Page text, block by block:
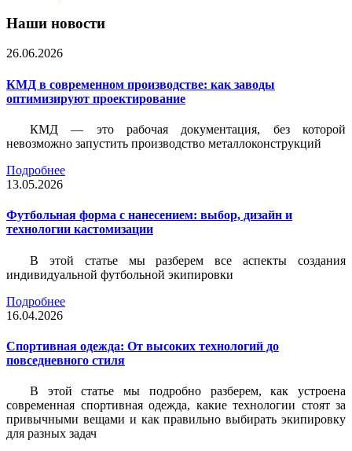
Наши новости
26.06.2026
КМД в современном производстве: как заводы
оптимизируют проектирование
КМД — это рабочая документация, без которой
невозможно запустить производство металлоконструкций
Подробнее
13.05.2026
Футбольная форма с нанесением: выбор, дизайн и
технологии кастомизации
В этой статье мы разберем все аспекты создания
индивидуальной футбольной экипировки
Подробнее
16.04.2026
Спортивная одежда: От высоких технологий до
повседневного стиля
В этой статье мы подробно разберем, как устроена
современная спортивная одежда, какие технологии стоят за
привычными вещами и как правильно выбирать экипировку
для разных задач